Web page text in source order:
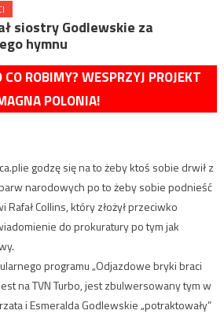
siostry Godlewskie za
hymnu
ROBIMY? WESPRZYJ PROJEKT
POLONIA!
godzę się na to żeby ktoś sobie drwił z
narodowych po to żeby sobie podnieść
Rafał Collins, który złożył przeciwko
do prokuratury po tym jak
programu „Odjazdowe bryki braci
na TVN Turbo, jest zbulwersowany tym w
i Esmeralda Godlewskie „potraktowały”